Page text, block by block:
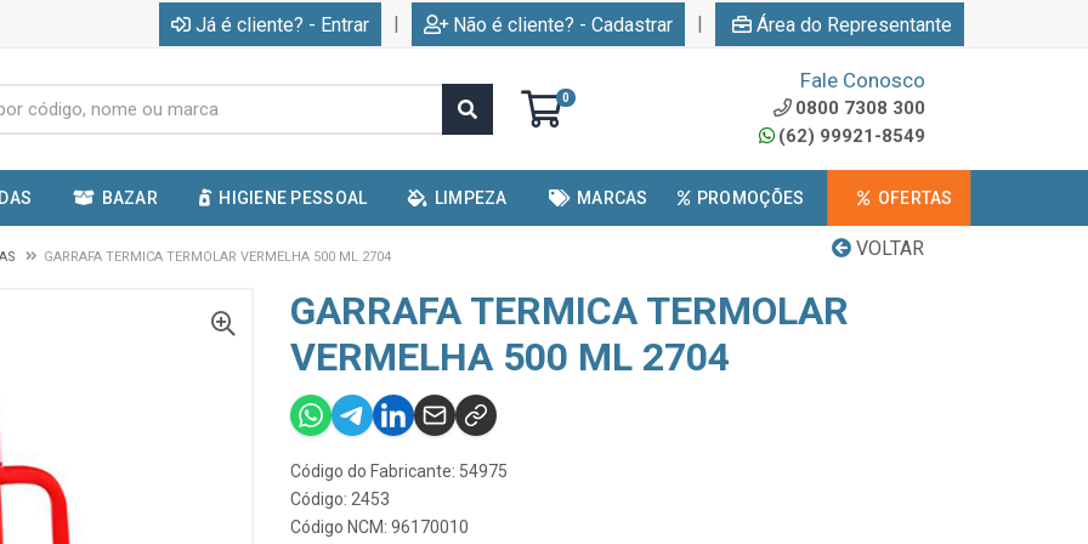
Já é cliente? - Entrar | Não é cliente? - Cadastrar | Área do Representante
0
Fale Conosco
0800 7308 300
(62) 99921-8549
BAZAR HIGIENE PESSOAL LIMPEZA MARCAS PROMOÇÕES OFERTAS
VOLTAR
GARRAFA TERMICA TERMOLAR VERMELHA 500 ML 2704
GARRAFA TERMICA TERMOLAR
VERMELHA 500 ML 2704
Código do Fabricante: 54975
Código: 2453
Código NCM: 96170010